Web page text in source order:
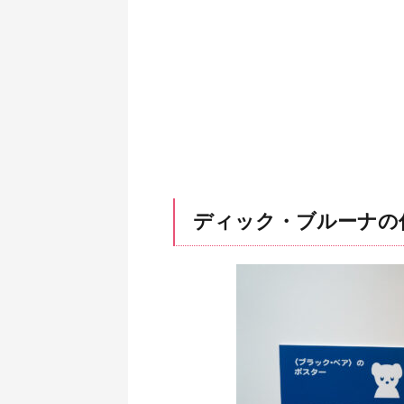
ディック・ブルーナの